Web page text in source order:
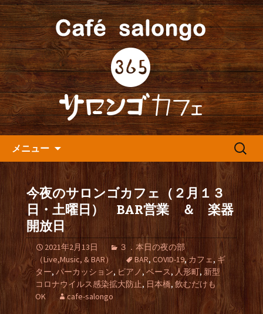
人形町の『365(サロンゴ)カフ
ェ』よりお知らせ
人形町の音楽カフェ『365カフェ』より
最新情報をお届けします。
メニュー
検
今夜のサロンゴカフェ（２月１３
日・土曜日） BAR営業 ＆ 楽器
開放日
2021年2月13日
３．本日の夜の部
（Live,Music, & BAR）
BAR, COVID-19,カフェ,ギ
ター, パーカッション,ピアノ ,ベース,人形町, 新型
コロナウイルス感染拡大防止, 日本橋, 飲むだけも
OK
cafe-salongo